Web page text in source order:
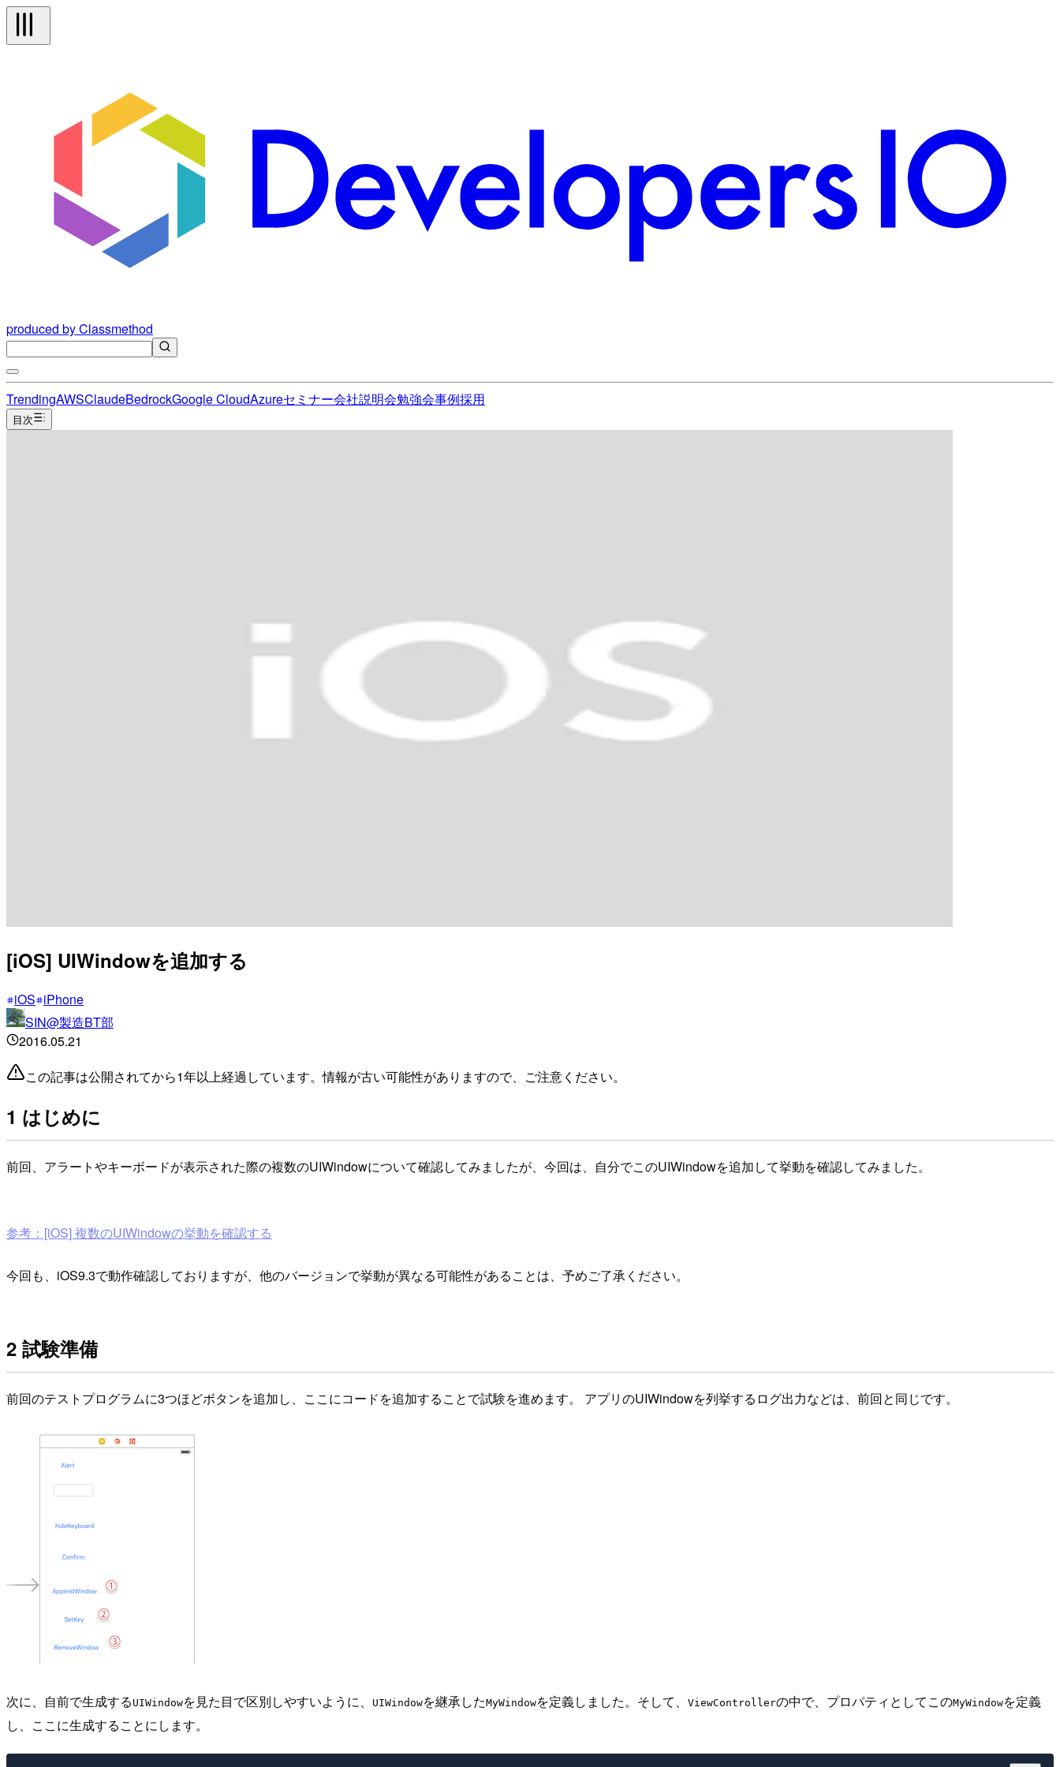
produced by Classmethod
TrendingAWSClaudeBedrockGoogle CloudAzureセミナー会社説明会勉強会事例採用
目次
[iOS] UIWindowを追加する
iOS iPhone
SIN@製造BT部
2016.05.21
この記事は公開されてから1年以上経過しています。情報が古い可能性がありますので、ご注意ください。
1 はじめに
前回、アラートやキーボードが表示された際の複数のUIWindowについて確認してみましたが、今回は、自分でこのUIWindowを追加して挙動を確認してみました。
参考：[iOS] 複数のUIWindowの挙動を確認する
今回も、iOS9.3で動作確認しておりますが、他のバージョンで挙動が異なる可能性があることは、予めご了承ください。
2 試験準備
前回のテストプログラムに3つほどボタンを追加し、ここにコードを追加することで試験を進めます。 アプリのUIWindowを列挙するログ出力などは、前回と同じです。
次に、自前で生成する UIWindowを見た目で区別しやすいように、 UIWindowを継承したMyWindowを定義しました。そして、 ViewControllerの中で、プロパティとしてこのMyWindowを定義
し、ここに生成することにします。